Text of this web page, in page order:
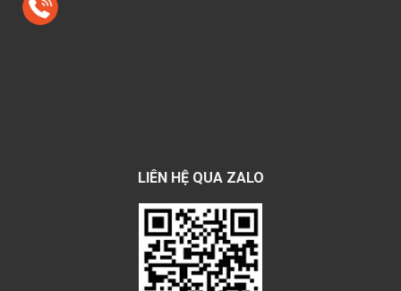
LIÊN HỆ QUA ZALO